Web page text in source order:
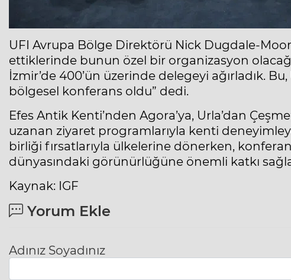
UFI Avrupa Bölge Direktörü Nick Dugdale-
ettiklerinde bunun özel bir organizasyon
İzmir’de 400’ün üzerinde delegeyi ağırladık.
bölgesel konferans oldu” dedi.
Efes Antik Kenti’nden Agora’ya, Urla’dan
uzanan ziyaret programlarıyla kenti
birliği fırsatlarıyla ülkelerine dönerken,
dünyasındaki görünürlüğüne önemli katkı
Kaynak: IGF
Yorum Ekle
Adınız Soyadınız